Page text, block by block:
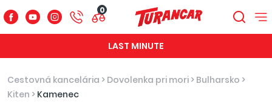
0
LAST MINUTE
Cestovná kancelária > Dovolenka pri mori > Bulharsko >
Kiten > Kamenec